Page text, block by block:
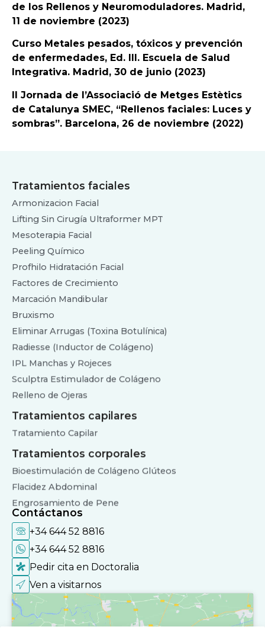
de los Rellenos y Neuromoduladores. Madrid,
11 de noviembre (2023)
Curso Metales pesados, tóxicos y prevención
de enfermedades, Ed. III. Escuela de Salud
Integrativa. Madrid, 30 de junio (2023)
II Jornada de l’Associació de Metges Estètics
de Catalunya SMEC, “Rellenos faciales: Luces y
sombras”. Barcelona, 26 de noviembre (2022)
Tratamientos faciales
Armonizacion Facial
Lifting Sin Cirugía Ultraformer MPT
Mesoterapia Facial
Peeling Químico
Profhilo Hidratación Facial
Factores de Crecimiento
Marcación Mandibular
Bruxismo
Eliminar Arrugas (Toxina Botulínica)
Radiesse (Inductor de Colágeno)
IPL Manchas y Rojeces
Sculptra Estimulador de Colágeno
Relleno de Ojeras
Tratamientos capilares
Tratamiento Capilar
Tratamientos corporales
Bioestimulación de Colágeno Glúteos
Flacidez Abdominal
Engrosamiento de Pene
Contáctanos
+34 644 52 8816
+34 644 52 8816
Pedir cita en Doctoralia
Ven a visitarnos